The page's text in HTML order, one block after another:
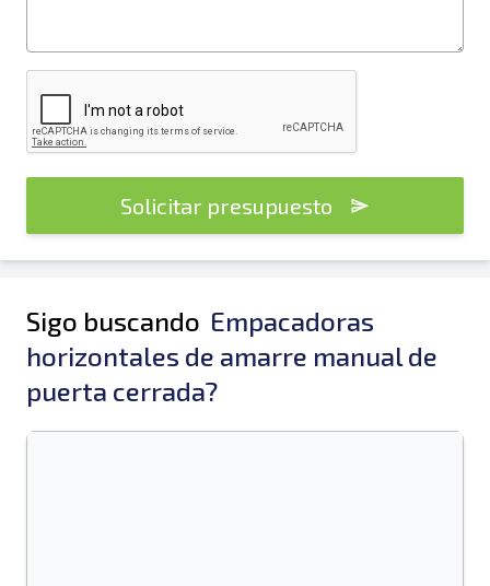
Solicitar presupuesto
Sigo buscando Empacadoras
horizontales de amarre manual de
puerta cerrada?